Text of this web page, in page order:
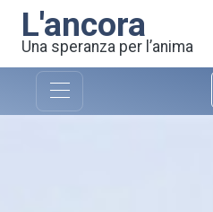
L'ancora
Una speranza per l’anima